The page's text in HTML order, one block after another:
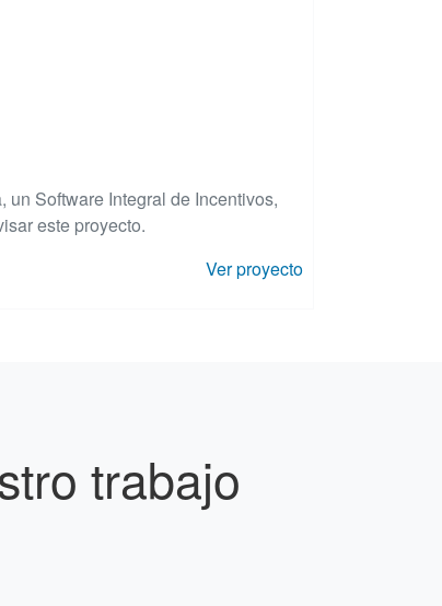
Software Integral de Incentivos,
este proyecto.
Ver proyecto
trabajo